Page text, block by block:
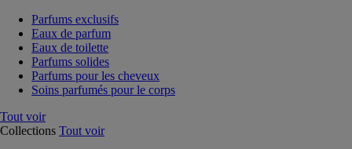
Parfums exclusifs
Eaux de parfum
Eaux de toilette
Parfums solides
Parfums pour les cheveux
Soins parfumés pour le corps
Tout voir
Collections Tout voir